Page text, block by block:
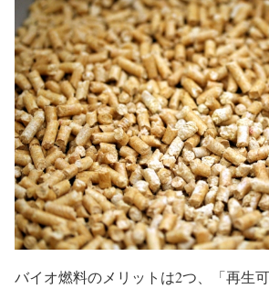
バイオ燃料のメリットは2つ、「再生